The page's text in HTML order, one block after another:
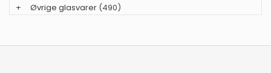
+
Øvrige glasvarer (490)